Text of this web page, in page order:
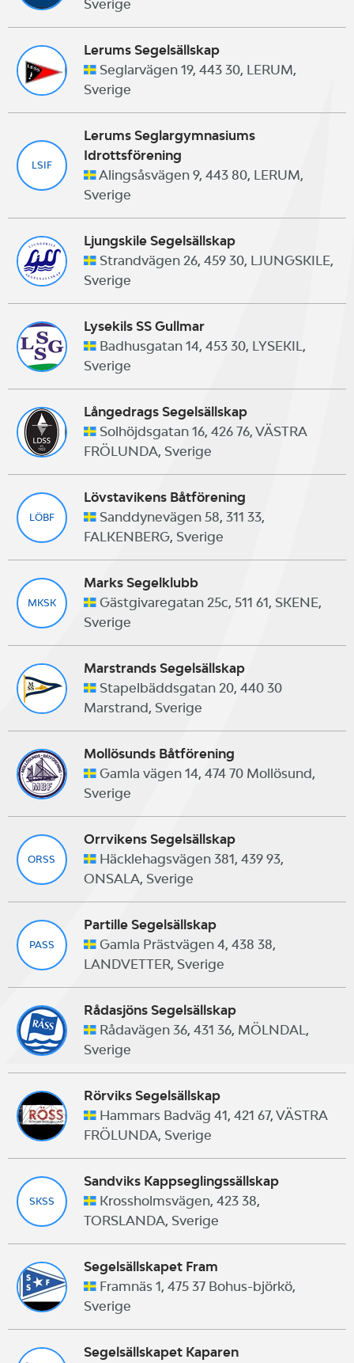
Sverige
Lerums Segelsällskap
Seglarvägen 19, 443 30, LERUM,
Sverige
LSIF
Lerums Seglargymnasiums
Idrottsförening
Alingsåsvägen 9, 443 80, LERUM,
Sverige
Ljungskile Segelsällskap
Strandvägen 26, 459 30, LJUNGSKILE,
Sverige
Lysekils SS Gullmar
Badhusgatan 14, 453 30, LYSEKIL,
Sverige
Långedrags Segelsällskap
Solhöjdsgatan 16, 426 76, VÄSTRA
FRÖLUNDA, Sverige
LÖBF
Lövstavikens Båtförening
Sanddynevägen 58, 311 33,
FALKENBERG, Sverige
MKSK
Marks Segelklubb
Gästgivaregatan 25c, 511 61, SKENE,
Sverige
Marstrands Segelsällskap
Stapelbäddsgatan 20, 440 30
Marstrand, Sverige
Mollösunds Båtförening
Gamla vägen 14, 474 70 Mollösund,
Sverige
ORSS
Orrvikens Segelsällskap
Häcklehagsvägen 381, 439 93,
ONSALA, Sverige
PASS
Partille Segelsällskap
Gamla Prästvägen 4, 438 38,
LANDVETTER, Sverige
Rådasjöns Segelsällskap
Rådavägen 36, 431 36, MÖLNDAL,
Sverige
Rörviks Segelsällskap
Hammars Badväg 41, 421 67, VÄSTRA
FRÖLUNDA, Sverige
SKSS
Sandviks Kappseglingssällskap
Krossholmsvägen, 423 38,
TORSLANDA, Sverige
Segelsällskapet Fram
Framnäs 1, 475 37 Bohus-björkö,
Sverige
Segelsällskapet Kaparen